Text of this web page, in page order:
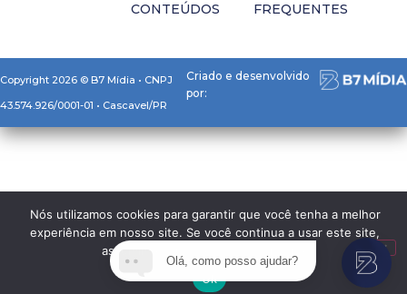
CONTEÚDOS
FREQUENTES
Copyright 2026 © B7 Mídia • CNPJ
43.574.926/0001-01 • Cascavel/PR
Criado e desenvolvido
por:
Nós utilizamos cookies para garantir que você tenha a melhor
experiência em nosso site. Se você continua a usar este site,
assumimos que você está satisfeito.
Ok
Olá, como posso ajudar?